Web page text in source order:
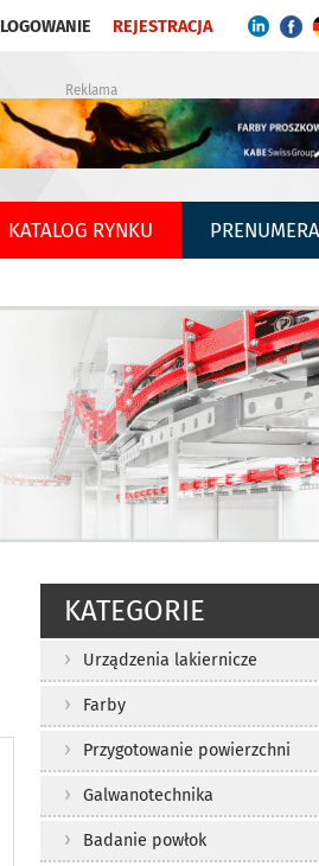
LOGOWANIE REJESTRACJA
Reklama
KATALOG RYNKU
KATEGORIE
Urządzenia lakiernicze
Farby
Przygotowanie powierzchni
Galwanotechnika
Badanie powłok